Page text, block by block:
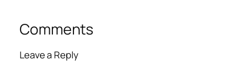
Comments
Leave a Reply